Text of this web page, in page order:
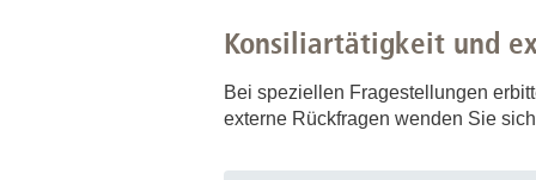
Konsiliartätigkeit und
Bei speziellen Fragestellungen
externe Rückfragen wenden Sie